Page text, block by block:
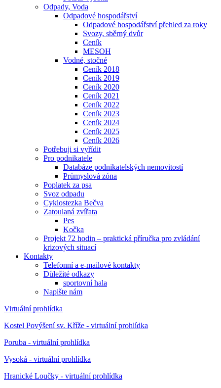
Odpady, Voda
Odpadové hospodářství
Odpadové hospodářství přehled za roky
Svozy, sběrný dvůr
Ceník
MESOH
Vodné, stočné
Ceník 2018
Ceník 2019
Ceník 2020
Ceník 2021
Ceník 2022
Ceník 2023
Ceník 2024
Ceník 2025
Ceník 2026
Potřebuji si vyřídit
Pro podnikatele
Databáze podnikatelských nemovitostí
Průmyslová zóna
Poplatek za psa
Svoz odpadu
Cyklostezka Bečva
Zatoulaná zvířata
Pes
Kočka
Projekt 72 hodin – praktická příručka pro zvládání
krizových situací
Kontakty
Telefonní a e-mailové kontakty
Důležité odkazy
sportovní hala
Napište nám
Virtuální prohlídka
Kostel Povýšení sv. Kříže - virtuální prohlídka
Poruba - virtuální prohlídka
Vysoká - virtuální prohlídka
Hranické Loučky - virtuální prohlídka